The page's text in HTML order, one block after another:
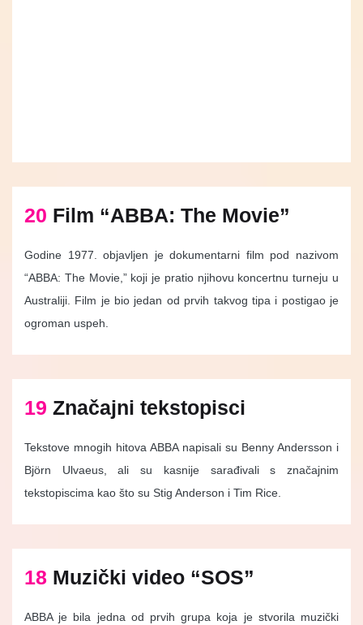
20 Film “ABBA: The Movie”
Godine 1977. objavljen je dokumentarni film pod nazivom
“ABBA: The Movie,” koji je pratio njihovu koncertnu turneju u
Australiji. Film je bio jedan od prvih takvog tipa i postigao je
ogroman uspeh.
19 Značajni tekstopisci
Tekstove mnogih hitova ABBA napisali su Benny Andersson i
Björn Ulvaeus, ali su kasnije sarađivali s značajnim
tekstopiscima kao što su Stig Anderson i Tim Rice.
18 Muzički video “SOS”
ABBA je bila jedna od prvih grupa koja je stvorila muzički